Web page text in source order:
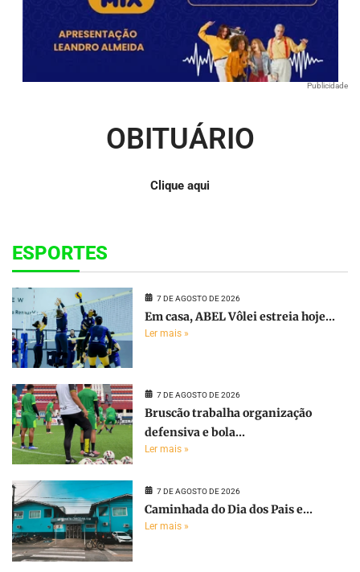
Publicidade
OBITUÁRIO
Clique aqui
ESPORTES
7 DE AGOSTO DE 2026
Em casa, ABEL Vôlei estreia hoje...
Ler mais »
7 DE AGOSTO DE 2026
Bruscão trabalha organização
defensiva e bola...
Ler mais »
7 DE AGOSTO DE 2026
Caminhada do Dia dos Pais e...
Ler mais »